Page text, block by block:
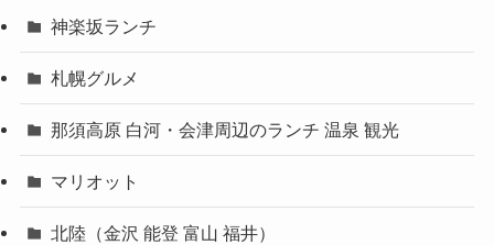
神楽坂ランチ
札幌グルメ
那須高原 白河・会津周辺のランチ 温泉 観光
マリオット
北陸（金沢 能登 富山 福井）